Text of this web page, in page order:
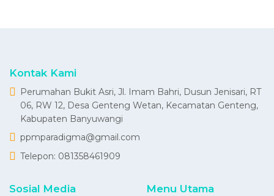
Kontak Kami
Perumahan Bukit Asri, Jl. Imam Bahri, Dusun Jenisari, RT
06, RW 12, Desa Genteng Wetan, Kecamatan Genteng,
Kabupaten Banyuwangi
ppmparadigma@gmail.com
Telepon: 081358461909
Sosial Media Menu Utama